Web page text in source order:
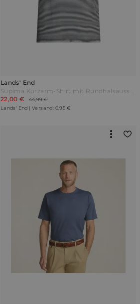
Lands' End
Supima Kurzarm-Shirt mit Rundhalsausschnitt Herren Schwarz by Lands' End
22,00 €
44,99 €
Lands' End | Versand: 6,95 €